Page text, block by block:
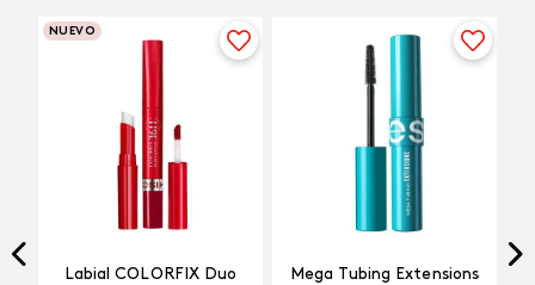
NUEVO
Labial COLORFIX Duo
Mega Tubing Extensions